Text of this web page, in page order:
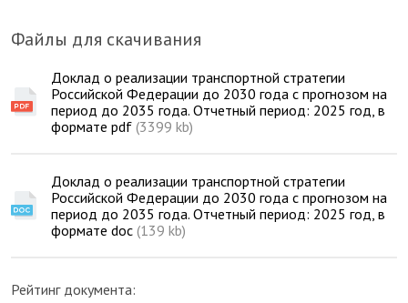
Файлы для скачивания
Доклад о реализации транспортной стратегии
Российской Федерации до 2030 года с прогнозом на
период до 2035 года. Отчетный период: 2025 год, в
формате pdf (3399 kb)
Доклад о реализации транспортной стратегии
Российской Федерации до 2030 года с прогнозом на
период до 2035 года. Отчетный период: 2025 год, в
формате doc (139 kb)
Рейтинг документа: